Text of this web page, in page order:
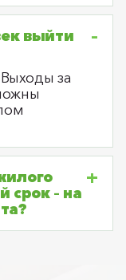
выйти
Выходы за
срок – на